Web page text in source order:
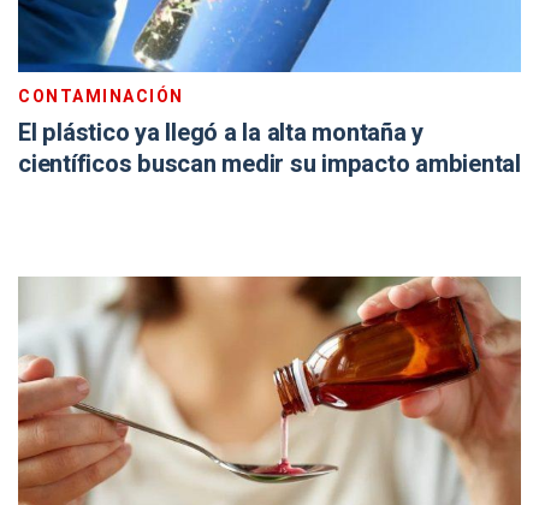
CONTAMINACIÓN
El plástico ya llegó a la alta montaña y
científicos buscan medir su impacto ambiental